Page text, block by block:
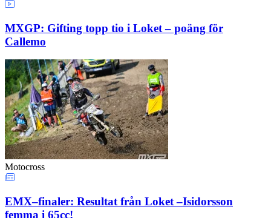
MXGP: Gifting topp tio i Loket – poäng för
Callemo
Motocross
EMX–finaler: Resultat från Loket –Isidorsson
femma i 65cc!